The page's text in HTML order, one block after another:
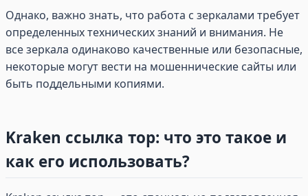
Однако, важно знать, что работа с зеркалами требует
определенных технических знаний и внимания. Не
все зеркала одинаково качественные или безопасные,
некоторые могут вести на мошеннические сайты или
быть поддельными копиями.
Kraken ссылка тор: что это такое и
как его использовать?